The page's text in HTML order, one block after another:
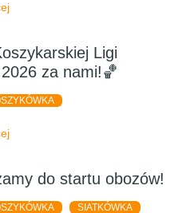
Ligi
za nami!🏀
do startu obozów!
SIATKÓWKA